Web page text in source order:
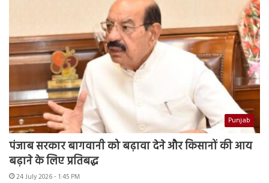
Punjab
पंजाब सरकार बागवानी को बढ़ावा देने और किसानों की आय
बढ़ाने के लिए प्रतिबद्ध
24 July 2026 - 1:45 PM